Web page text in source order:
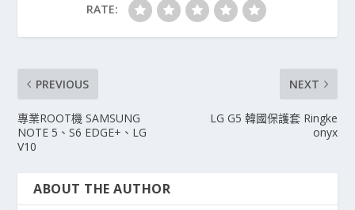
RATE:
PREVIOUS
專業ROOT機 SAMSUNG
NOTE 5、S6 EDGE+、LG
V10
NEXT
LG G5 韓國保護套 Ringke
onyx
ABOUT THE AUTHOR